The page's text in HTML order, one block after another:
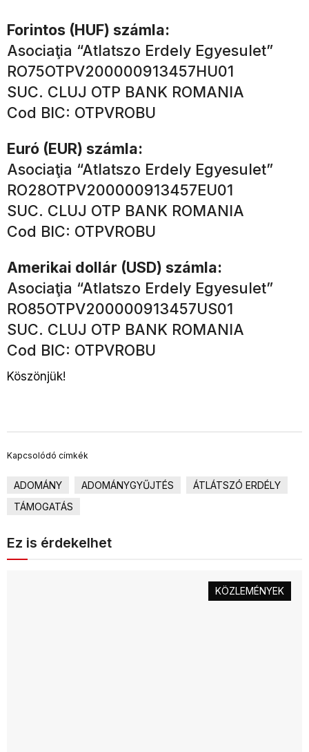
Forintos (HUF) számla:
Asociaţia “Atlatszo Erdely Egyesulet”
RO75OTPV200000913457HU01
SUC. CLUJ OTP BANK ROMANIA
Cod BIC: OTPVROBU
Euró (EUR) számla:
Asociaţia “Atlatszo Erdely Egyesulet”
RO28OTPV200000913457EU01
SUC. CLUJ OTP BANK ROMANIA
Cod BIC: OTPVROBU
Amerikai dollár (USD) számla:
Asociaţia “Atlatszo Erdely Egyesulet”
RO85OTPV200000913457US01
SUC. CLUJ OTP BANK ROMANIA
Cod BIC: OTPVROBU
Köszönjük!
Kapcsolódó címkék
ADOMÁNY ADOMÁNYGYŰJTÉS
ÁTLÁTSZÓ ERDÉLY
TÁMOGATÁS
Ez is érdekelhet
KÖZLEMÉNYEK